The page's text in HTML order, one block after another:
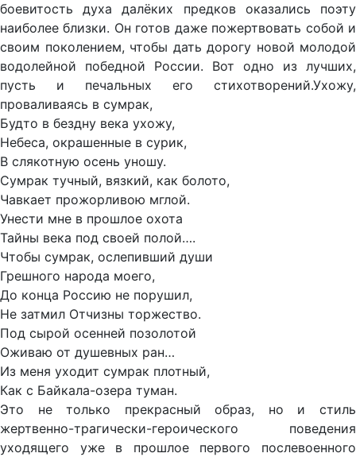
боевитость духа далёких предков оказались поэту
наиболее близки. Он готов даже пожертвовать собой и
своим поколением, чтобы дать дорогу новой молодой
водолейной победной России. Вот одно из лучших,
пусть и печальных его стихотворений.Ухожу,
проваливаясь в сумрак,
Будто в бездну века ухожу,
Небеса, окрашенные в сурик,
В слякотную осень уношу.
Сумрак тучный, вязкий, как болото,
Чавкает прожорливою мглой.
Унести мне в прошлое охота
Тайны века под своей полой….
Чтобы сумрак, ослепивший души
Грешного народа моего,
До конца Россию не порушил,
Не затмил Отчизны торжество.
Под сырой осенней позолотой
Оживаю от душевных ран…
Из меня уходит сумрак плотный,
Как с Байкала-озера туман.
Это не только прекрасный образ, но и стиль
жертвенно-трагически-героического поведения
уходящего уже в прошлое первого послевоенного